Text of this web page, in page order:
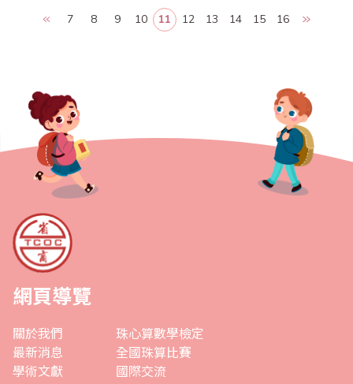
宗義率團參賽，獲得優異成績，吸引各國代表團的注目；包括選手
組總成績獲得團體賽一等獎、學生A組獲得團體賽一等獎、學前組獲
7 8 9 10 11 12 13 14 15 16
網頁導覽
關於我們
最新消息
學術文獻
珠心算數學檢定
全國珠算比賽
國際交流